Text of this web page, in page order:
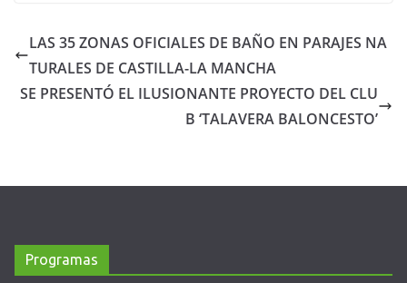
LAS 35 ZONAS OFICIALES DE BAÑO EN PARAJES NA
TURALES DE CASTILLA-LA MANCHA
SE PRESENTÓ EL ILUSIONANTE PROYECTO DEL CLU
B ‘TALAVERA BALONCESTO’
Programas